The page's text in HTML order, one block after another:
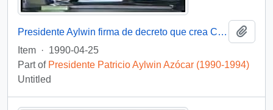
Presidente Aylwin firma de decreto que crea Comisión Nacional de Verdad y Reconciliación: video
Item · 1990-04-25
Part of Presidente Patricio Aylwin Azócar (1990-1994)
Untitled